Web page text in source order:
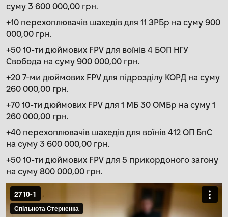
суму 3 600 000,00 грн.
+10 перехоплювачів шахедів для 11 ЗРБр на суму 900
000,00 грн.
+50 10-ти дюймових FPV для воїнів 4 БОП НГУ
Свобода на суму 900 000,00 грн.
+20 7-ми дюймових FPV для підрозділу КОРД на суму
260 000,00 грн.
+70 10-ти дюймових FPV для 1 МБ 30 ОМБр на суму 1
260 000,00 грн.
+40 перехоплювачів шахедів для воїнів 412 ОП БпС
на суму 3 600 000,00 грн.
+50 10-ти дюймових FPV для 5 прикордоного загону
на суму 800 000,00 грн.